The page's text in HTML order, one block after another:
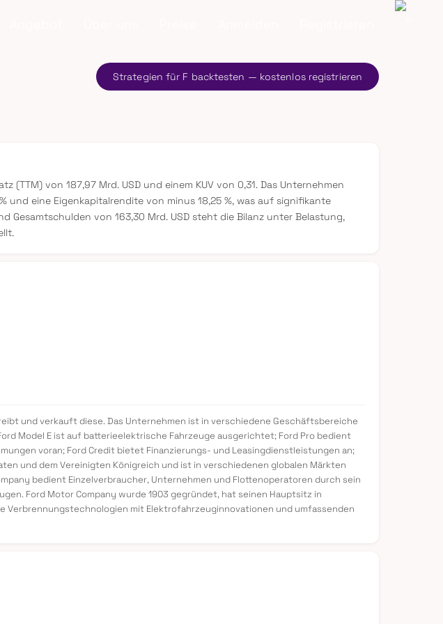
Strategien für F backtesten — kostenlos registrieren
von 187,97 Mrd. USD und einem KUV von 0,31. Das Unternehmen
und eine Eigenkapitalrendite von minus 18,25 %, was auf signifikante
von 163,30 Mrd. USD steht die Bilanz unter Belastung,
und verkauft diese. Das Unternehmen ist in verschiedene Geschäftsbereiche
Model E ist auf batterieelektrische Fahrzeuge ausgerichtet; Ford Pro bedient
voran; Ford Credit bietet Finanzierungs- und Leasingdienstleistungen an;
und dem Vereinigten Königreich und ist in verschiedenen globalen Märkten
bedient Einzelverbraucher, Unternehmen und Flottenoperatoren durch sein
Ford Motor Company wurde 1903 gegründet, hat seinen Hauptsitz in
Verbrennungstechnologien mit Elektrofahrzeuginnovationen und umfassenden